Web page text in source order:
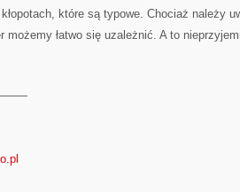
które są typowe. Chociaż należy
możemy łatwo się uzależnić. A to